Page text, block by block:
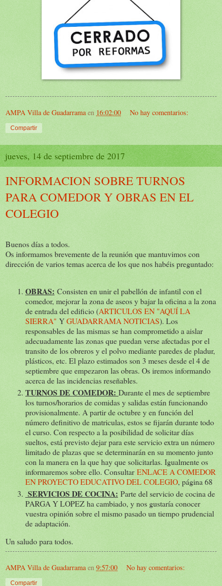
AMPA Villa de Guadarrama en 16:02:00 No hay comentarios:
Compartir
jueves, 14 de septiembre de 2017
INFORMACION SOBRE TURNOS
PARA COMEDOR Y OBRAS EN EL
COLEGIO
Buenos días a todos.
Os informamos brevemente de la reunión que mantuvimos con
dirección de varios temas acerca de los que nos habéis preguntado:
OBRAS: Consisten en unir el pabellón de infantil con el
comedor, mejorar la zona de aseos y bajar la oficina a la zona
de entrada del edificio (ARTICULOS EN "AQUÍ LA
SIERRA" YGUADARRAMA NOTICIAS). Los
responsables de las mismas se han comprometido a aislar
adecuadamente las zonas que puedan verse afectadas por el
transito de los obreros y el polvo mediante paredes de pladur,
plásticos, etc. El plazo estimados son 3 meses desde el 4 de
septiembre que empezaron las obras. Os iremos informando
acerca de las incidencias reseñables.
TURNOS DE COMEDOR: Durante el mes de septiembre
los turnos/horarios de comidas y salidas están funcionando
provisionalmente. A partir de octubre y en función del
número definitivo de matriculas, estos se fijarán durante todo
el curso. Con respecto a la posibilidad de solicitar días
sueltos, está previsto dejar para este servicio extra un número
limitado de plazas que se determinarán en su momento junto
con la manera en la que hay que solicitarlas. Igualmente os
informaremos sobre ello. ConsultarENLACE A COMEDOR
EN PROYECTO EDUCATIVO DEL COLEGIO, página 68
SERVICIOS DE COCINA: Parte del servicio de cocina de
PARGA Y LOPEZ ha cambiado, y nos gustaría conocer
vuestra opinión sobre el mismo pasado un tiempo prudencial
de adaptación.
Un saludo para todos.
AMPA Villa de Guadarrama en 9:57:00 No hay comentarios:
Compartir